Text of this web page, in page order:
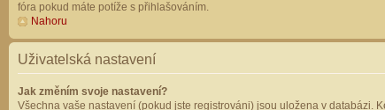
fóra pokud máte potíže s přihlašováním.
Nahoru
Uživatelská nastavení
Jak změním svoje nastavení?
Všechna vaše nastavení (pokud jste registrováni) jsou uložena v databázi.